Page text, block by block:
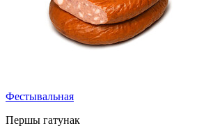
Фестывальная
Першы гатунак